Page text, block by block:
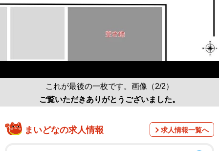
これが最後の一枚です。画像（2/2）
ご覧いただきありがとうございました。
まいどなの求人情報 求人情報一覧へ